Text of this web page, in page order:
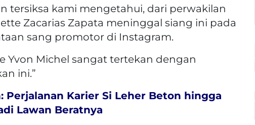
tersiksa kami mengetahui, dari perwakilan
Zacarias Zapata meninggal siang ini pada
sang promotor di Instagram.
Yvon Michel sangat tertekan dengan
ini.”
Perjalanan Karier Si Leher Beton hingga
Lawan Beratnya